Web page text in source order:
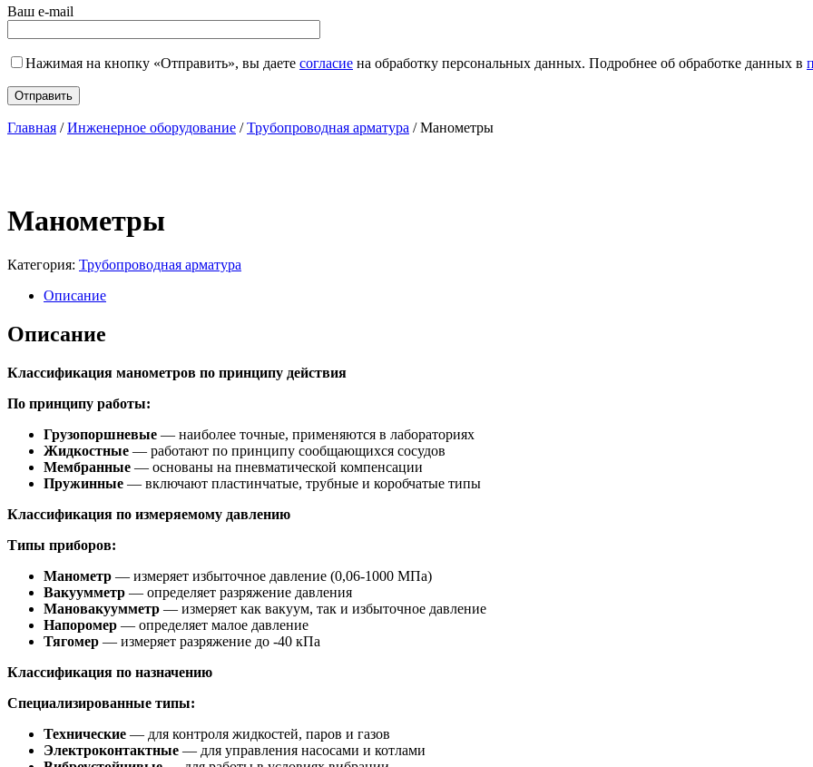
Ваш e-mail
Нажимая на кнопку «Отправить», вы даете согласие на обработку персональных данных. Подробнее об обработке данных в
Главная /Инженерное оборудование /Трубопроводная арматура / Манометры
Манометры
Категория: Трубопроводная арматура
Описание
Описание
Классификация манометров по принципу действия
По принципу работы:
Грузопоршневые — наиболее точные, применяются в лабораториях
Жидкостные — работают по принципу сообщающихся сосудов
Мембранные — основаны на пневматической компенсации
Пружинные — включают пластинчатые, трубные и коробчатые типы
Классификация по измеряемому давлению
Типы приборов:
Манометр — измеряет избыточное давление (0,06-1000 МПа)
Вакуумметр — определяет разряжение давления
Мановакуумметр — измеряет как вакуум, так и избыточное давление
Напоромер — определяет малое давление
Тягомер — измеряет разряжение до -40 кПа
Классификация по назначению
Специализированные типы:
Технические — для контроля жидкостей, паров и газов
Электроконтактные — для управления насосами и котлами